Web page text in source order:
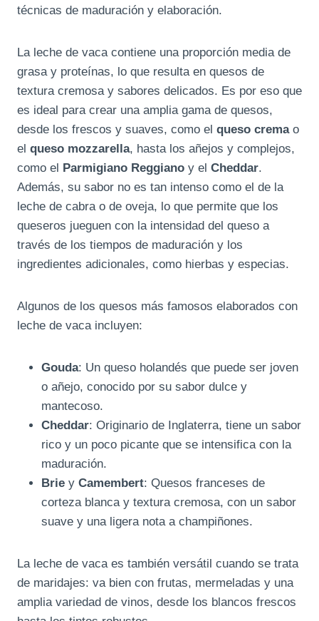
técnicas de maduración y elaboración.
La leche de vaca contiene una proporción media de
grasa y proteínas, lo que resulta en quesos de
textura cremosa y sabores delicados. Es por eso que
es ideal para crear una amplia gama de quesos,
desde los frescos y suaves, como el queso cremao
el queso mozzarella, hasta los añejos y complejos,
como el Parmigiano Reggiano y el Cheddar.
Además, su sabor no es tan intenso como el de la
leche de cabra o de oveja, lo que permite que los
queseros jueguen con la intensidad del queso a
través de los tiempos de maduración y los
ingredientes adicionales, como hierbas y especias.
Algunos de los quesos más famosos elaborados con
leche de vaca incluyen:
Gouda: Un queso holandés que puede ser joven
o añejo, conocido por su sabor dulce y
mantecoso.
Cheddar: Originario de Inglaterra, tiene un sabor
rico y un poco picante que se intensifica con la
maduración.
Brie y Camembert: Quesos franceses de
corteza blanca y textura cremosa, con un sabor
suave y una ligera nota a champiñones.
La leche de vaca es también versátil cuando se trata
de maridajes: va bien con frutas, mermeladas y una
amplia variedad de vinos, desde los blancos frescos